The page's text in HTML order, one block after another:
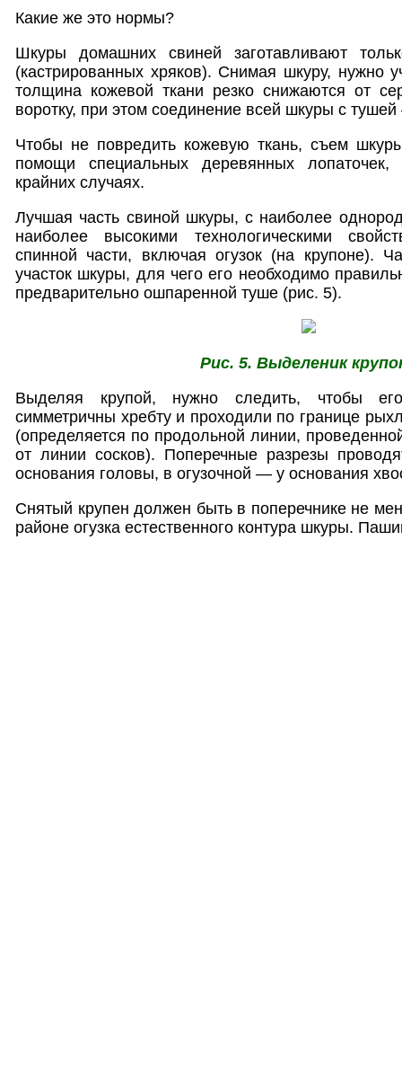
Какие же это нормы?
Шкуры домашних свиней заготавливают
(кастрированных хряков). Снимая шкуру, нужно
толщина кожевой ткани резко снижаются от
воротку, при этом соединение всей шкуры с
Чтобы не повредить кожевую ткань, съем
помощи специальных деревянных
крайних случаях.
Лучшая часть свиной шкуры, с наиболее
наиболее высокими технологическими
спинной части, включая огузок (на крупоне).
участок шкуры, для чего его необходимо
предварительно ошпаренной туше (рис. 5).
Рис. 5. Выделеник
Выделяя крупой, нужно следить, чтобы
симметричны хребту и проходили по границе
(определяется по продольной линии,
от линии сосков). Поперечные разрезы
основания головы, в огузочной — у основания
Снятый крупен должен быть в поперечнике не
районе огузка естественного контура шкуры.